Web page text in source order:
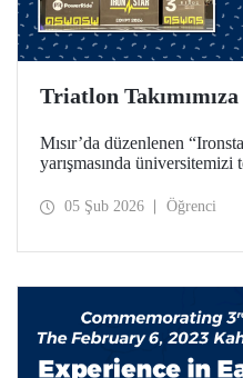
Triatlon
Mısır’da düzenlenen
yarışmasında üniversitemizi
de erkeklerde ikincilik elde
05 Şub 2026 Öğrenci